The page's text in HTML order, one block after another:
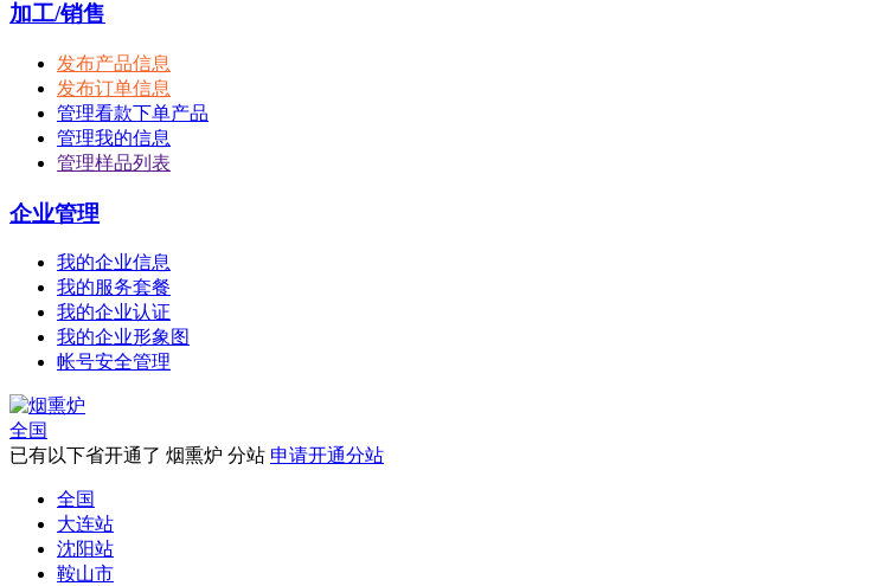
加工/销售
发布产品信息
发布订单信息
管理看款下单产品
管理我的信息
管理样品列表
企业管理
我的企业信息
我的服务套餐
我的企业认证
我的企业形象图
帐号安全管理
全国
已有以下省开通了 烟熏炉 分站 申请开通分站
全国
大连站
沈阳站
鞍山市